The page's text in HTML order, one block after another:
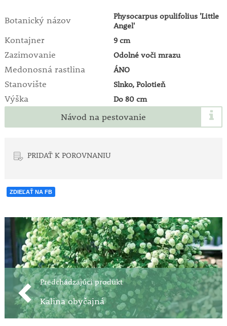
Botanický názov
Physocarpus opulifolius 'Little
Angel'
Kontajner 9 cm
Zazimovanie Odolné voči mrazu
Medonosná rastlina ÁNO
Stanovište Slnko, Polotieň
Výška Do 80 cm
Návod na pestovanie
PRIDAŤ K POROVNANIU
ZDIEĽAŤ NA FB
Predchádzajúci produkt
Kalina obyčajná